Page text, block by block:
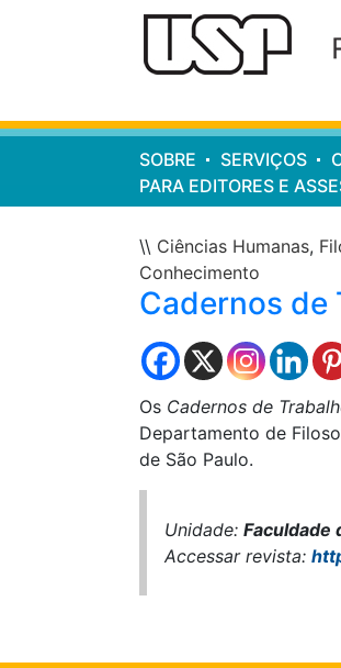
Cabeçalho
site
Menu
principal
SOBRE SERVIÇOS
PARA EDITORES E
\\ Ciências Humanas,
Conhecimento
Cadernos de
Os Cadernos de
Departamento de
de São Paulo.
Unidade: Faculdade
Accessar revista: